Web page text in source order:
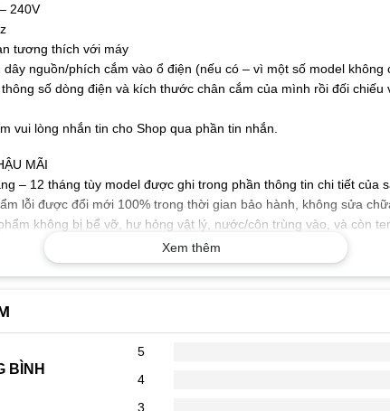
240V
tương thích với máy
dây nguồn/phích cắm vào ổ điện (nếu có – vì một số model không
số dòng điện và kích thước chân cắm của mình rồi đối chiếu
vui lòng nhắn tin cho Shop qua phần tin nhắn.
MÃI
– 12 tháng tùy model được ghi trong phần thông tin chi tiết của
lỗi được đổi mới 100% trong thời gian bảo hành, không sửa
không bị bể vỡ, hư hỏng vật lý, nước/côn trùng vào, và còn
KHẢO VỀ SẠC LAPTOP
lượng cao đảm bảo các thông số kỹ thuật mà máy tính xách tay
của bạn làm việc tốt nhất.
chuẩn cho chất lượng sạc tốt, dòng diện an toàn, chống chập,
điện áp không chính xác, đoản mạch hoặc quá nóng.
cao với vỏ nhựa chắc chắn, chống oxi hóa, chống chịu va đập,
Xem thêm
BÌNH
5
4
3